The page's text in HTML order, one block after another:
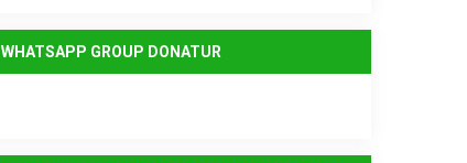
WHATSAPP GROUP DONATUR